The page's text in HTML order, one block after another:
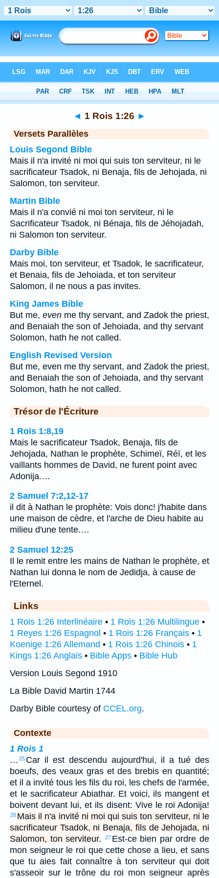
Chapitre 1> Verset 26
◄ 1 Rois 1:26 ►
Versets Parallèles
Louis Segond Bible
Mais il n'a invité ni moi qui suis ton serviteur, ni le
sacrificateur Tsadok, ni Benaja, fils de Jehojada, ni
Salomon, ton serviteur.
Martin Bible
Mais il n'a convié ni moi ton serviteur, ni le
Sacrificateur Tsadok, ni Bénaja, fils de Jéhojadah,
ni Salomon ton serviteur.
Darby Bible
Mais moi, ton serviteur, et Tsadok, le sacrificateur,
et Benaia, fils de Jehoiada, et ton serviteur
Salomon, il ne nous a pas invites.
King James Bible
But me, even me thy servant, and Zadok the priest,
and Benaiah the son of Jehoiada, and thy servant
Solomon, hath he not called.
English Revised Version
But me, even me thy servant, and Zadok the priest,
and Benaiah the son of Jehoiada, and thy servant
Solomon, hath he not called.
Trésor de l'Écriture
1 Rois 1:8,19
Mais le sacrificateur Tsadok, Benaja, fils de
Jehojada, Nathan le prophète, Schimeï, Réï, et les
vaillants hommes de David, ne furent point avec
Adonija.…
2 Samuel 7:2,12-17
il dit à Nathan le prophète: Vois donc! j'habite dans
une maison de cèdre, et l'arche de Dieu habite au
milieu d'une tente.…
2 Samuel 12:25
Il le remit entre les mains de Nathan le prophète, et
Nathan lui donna le nom de Jedidja, à cause de
l'Eternel.
Links
1 Rois 1:26 Interlinéaire • 1 Rois 1:26 Multilingue •
1 Reyes 1:26 Espagnol • 1 Rois 1:26 Français • 1
Koenige 1:26 Allemand • 1 Rois 1:26 Chinois • 1
Kings 1:26 Anglais • Bible Apps • Bible Hub
Version Louis Segond 1910
La Bible David Martin 1744
Darby Bible courtesy of CCEL.org.
Contexte
1 Rois 1
… 25 Car il est descendu aujourd'hui, il a tué des
boeufs, des veaux gras et des brebis en quantité;
et il a invité tous les fils du roi, les chefs de l'armée,
et le sacrificateur Abiathar. Et voici, ils mangent et
boivent devant lui, et ils disent: Vive le roi Adonija!
26 Mais il n'a invité ni moi qui suis ton serviteur, ni le
sacrificateur Tsadok, ni Benaja, fils de Jehojada, ni
Salomon, ton serviteur.
27 Est-ce bien par ordre de
mon seigneur le roi que cette chose a lieu, et sans
que tu aies fait connaître à ton serviteur qui doit
s'asseoir sur le trône du roi mon seigneur après